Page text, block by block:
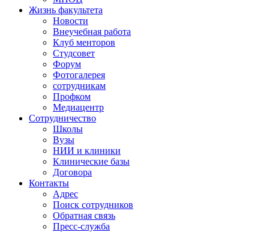
Жизнь факультета
Новости
Внеучебная работа
Клуб менторов
Студсовет
Форум
Фотогалерея
сотрудникам
Профком
Медиацентр
Сотрудничество
Школы
Вузы
НИИ и клиники
Клинические базы
Договора
Контакты
Адрес
Поиск сотрудников
Обратная связь
Пресс-служба